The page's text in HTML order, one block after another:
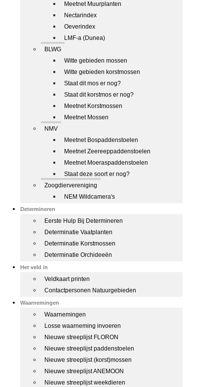
Meetnet Muurplanten
Nectarindex
Oeverindex
LMF-a (Dunea)
BLWG
Witte gebieden mossen
Witte gebieden korstmossen
Staat dit mos er nog?
Staat dit korstmos er nog?
Meetnet Korstmossen
Meetnet Mossen
NMV
Meetnet Bospaddenstoelen
Meetnet Zeereeppaddenstoelen
Meetnet Moeraspaddenstoelen
Staat deze soort er nog?
Zoogdiervereniging
NEM Wildcamera's
Determineren
Eerste Hulp Bij Determineren
Determinatie Vaatplanten
Determinatie Korstmossen
Determinatie Orchideeën
Het veld in
Veldkaart printen
Contactpersonen Natuurgebieden
Waarnemingen
Waarnemingen
Losse waarneming invoeren
Nieuwe streeplijst FLORON
Nieuwe streeplijst paddenstoelen
Nieuwe streeplijst (korst)mossen
Nieuwe streeplijst ANEMOON
Nieuwe streeplijst weekdieren